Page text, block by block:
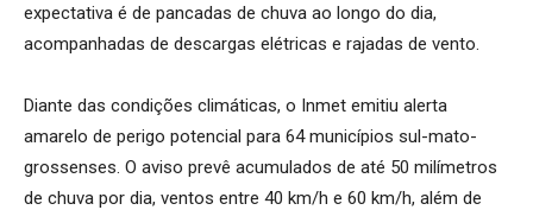
expectativa é de pancadas de chuva ao longo do dia,
acompanhadas de descargas elétricas e rajadas de vento.
Diante das condições climáticas, o Inmet emitiu alerta
amarelo de perigo potencial para 64 municípios sul-mato-
grossenses. O aviso prevê acumulados de até 50 milímetros
de chuva por dia, ventos entre 40 km/h e 60 km/h, além de